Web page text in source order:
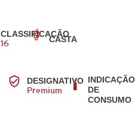
CLASSIFICAÇÃO
16
CASTA
DESIGNATIVO
Premium
INDICAÇÃO
DE
CONSUMO